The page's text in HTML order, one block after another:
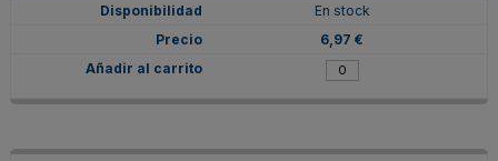
En stock
6,97 €